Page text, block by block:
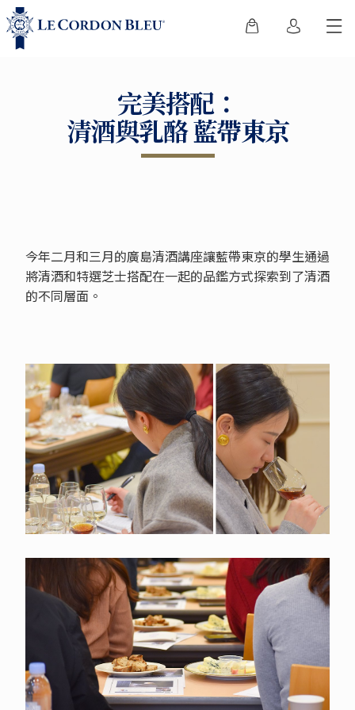
完美搭配：
清酒與乳酪 藍帶東京
今年二月和三月的廣島清酒講座讓藍帶東京的學生通過
將清酒和特選芝士搭配在一起的品鑑方式探索到了清酒
的不同層面。